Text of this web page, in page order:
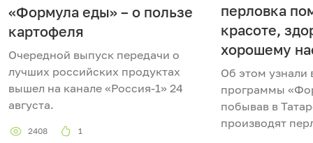
«Формула еды» – о пользе
картофеля
Очередной выпуск передачи о
лучших российских продуктах
вышел на канале «Россия-1» 24
августа.
2408 1
перловка
красоте,
хорошему
Об этом узнали
программы
побывав в
производят